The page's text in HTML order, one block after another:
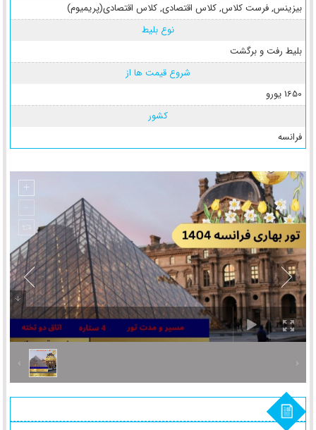
بیزینس, فرست کلاس, کلاس اقتصادی, کلاس اقتصادی(پریمیوم)
نوع بلیط
بلیط رفت و برگشت
شروع قیمت ها از
1650 یورو
کشور
فرانسه